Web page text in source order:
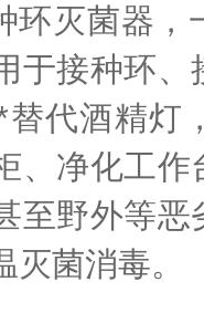
灭菌器，
于接种环
代酒精灯
、净化工
至野外等
菌消毒。